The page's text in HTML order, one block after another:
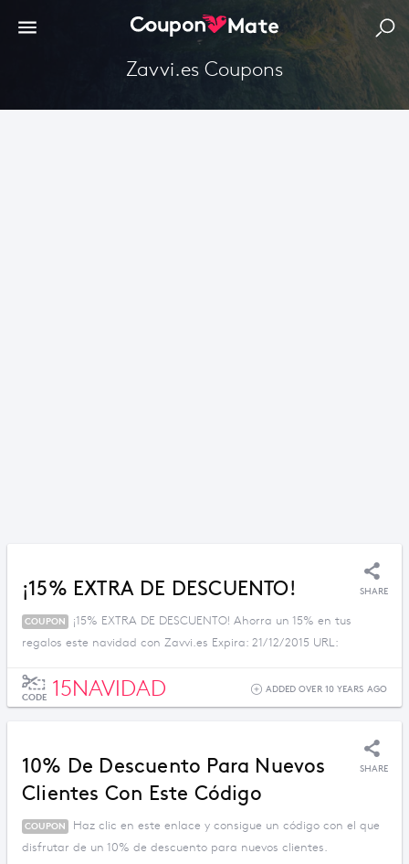
zavvi.es Coupons
¡15% EXTRA DE DESCUENTO! SHARE
COUPON
¡15% EXTRA DE DESCUENTO! Ahorra un 15% en tus
regalos este navidad con Zavvi.es Expira: 21/12/2015 URL:
CODE 15NAVIDAD ADDED OVER 10 YEARS AGO
10% De Descuento Para Nuevos
Clientes Con Este Código
SHARE
COUPON
Haz clic en este enlace y consigue un código con el que
disfrutar de un 10% de descuento para nuevos clientes.